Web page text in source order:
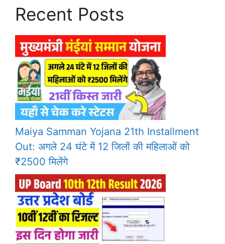
Recent Posts
Maiya Samman Yojana 21th Installment
Out: अगले 24 घंटे में 12 जिलों की महिलाओं को
₹2500 मिलेंगे